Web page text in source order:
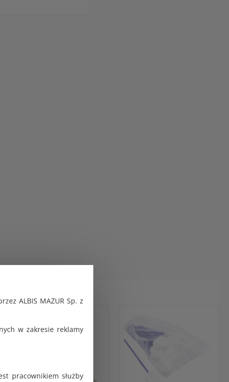
ALBIS MAZUR Sp. z
w zakresie reklamy
pracownikiem służby